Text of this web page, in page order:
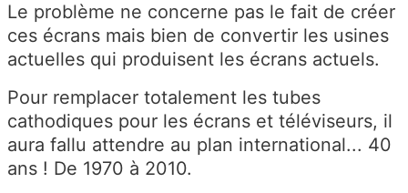
Le problème ne concerne pas le fait de créer
ces écrans mais bien de convertir les usines
actuelles qui produisent les écrans actuels.
Pour remplacer totalement les tubes
cathodiques pour les écrans et téléviseurs, il
aura fallu attendre au plan international... 40
ans ! De 1970 à 2010.